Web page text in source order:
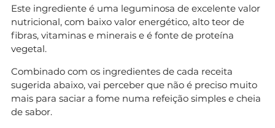
Este ingrediente é uma leguminosa de excelente valor
nutricional, com baixo valor energético, alto teor de
fibras, vitaminas e minerais e é fonte de proteína
vegetal.
Combinado com os ingredientes de cada receita
sugerida abaixo, vai perceber que não é preciso muito
mais para saciar a fome numa refeição simples e cheia
de sabor.